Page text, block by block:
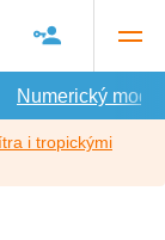
Numerický model
i tropickými